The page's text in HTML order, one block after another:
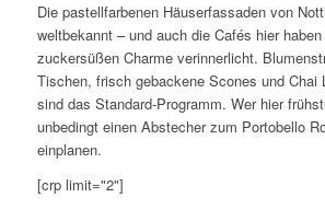
Die pastellfarbenen Häuserfassaden von
weltbekannt – und auch die Cafés hier
zuckersüßen Charme verinnerlicht.
Tischen, frisch gebackene Scones und Chai
sind das Standard-Programm. Wer hier
unbedingt einen Abstecher zum Portobello
einplanen.
[crp limit="2"]